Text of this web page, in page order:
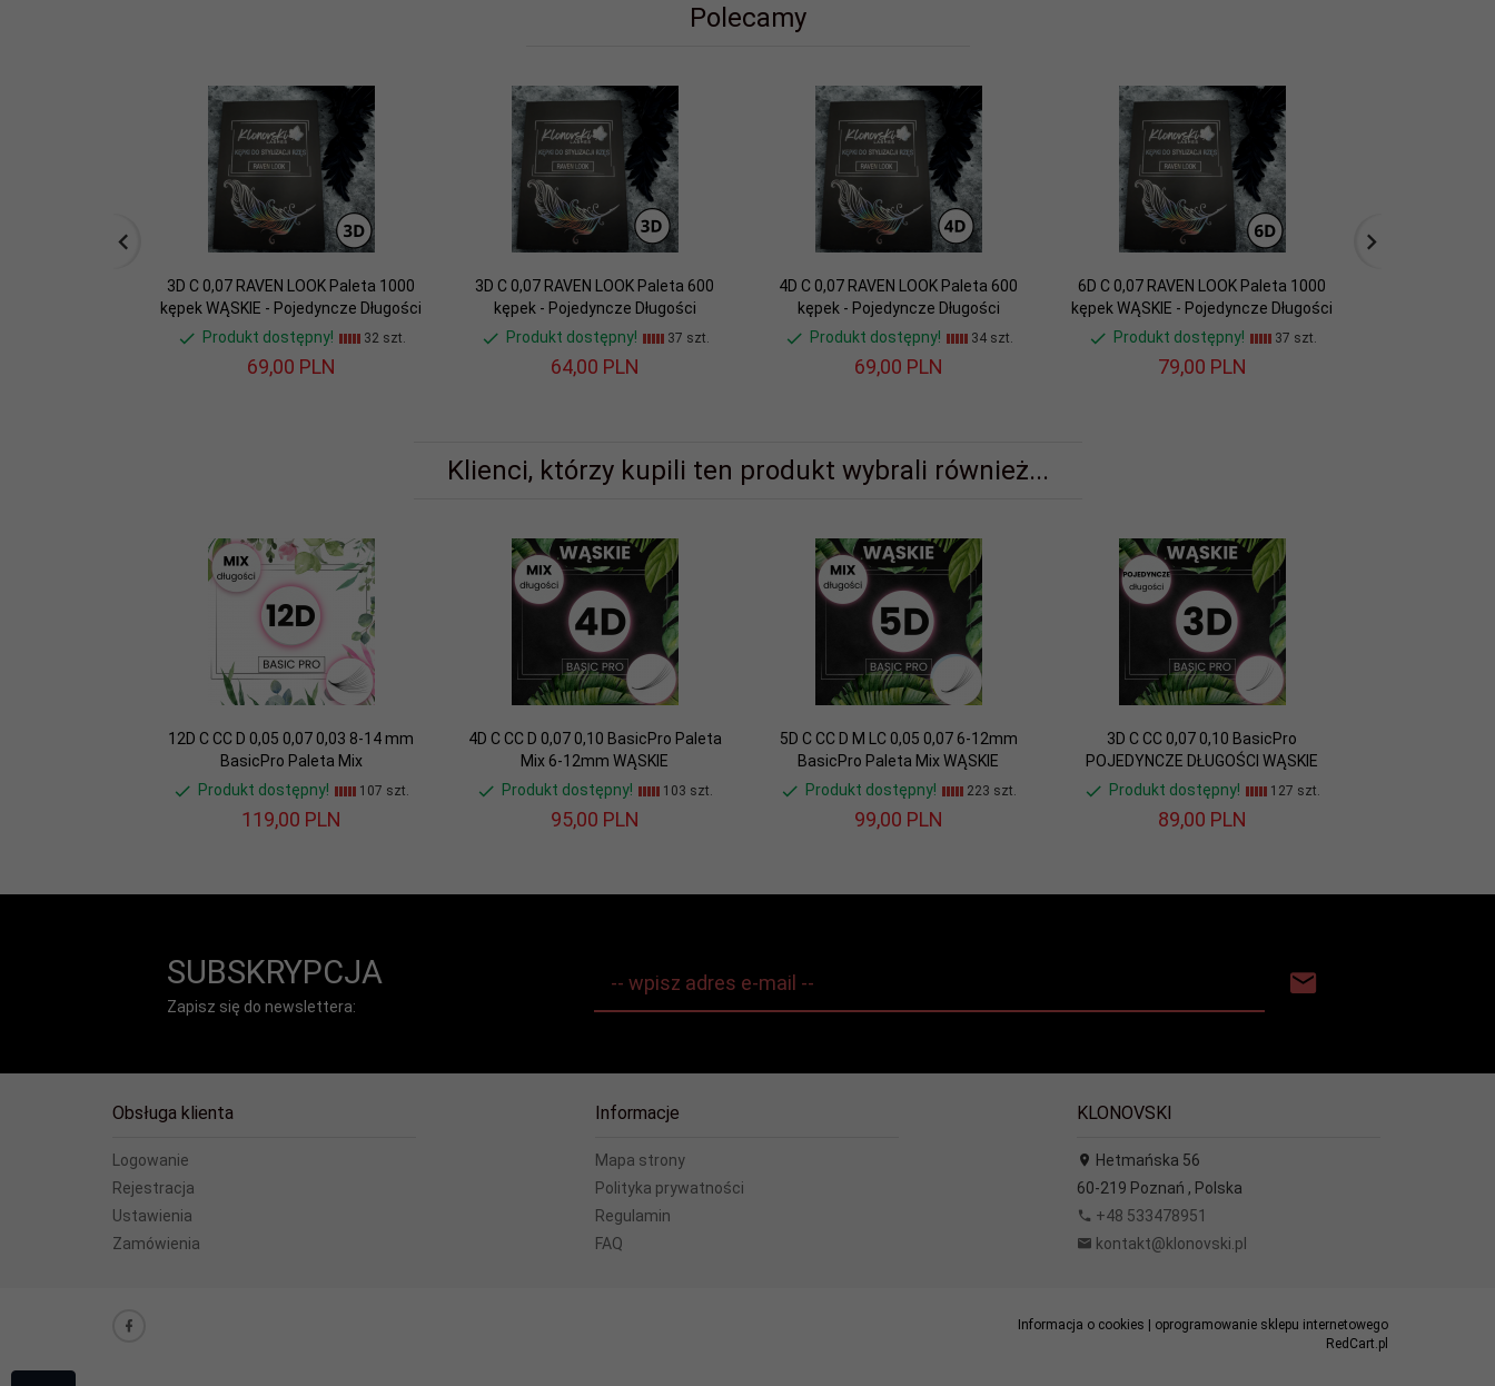
Polecamy
3D C 0,07 RAVEN LOOK Paleta 1000
kępek WĄSKIE - Pojedyncze Długości
Produkt dostępny!
32 szt.
69,00 PLN
3D C 0,07 RAVEN LOOK Paleta 600
kępek - Pojedyncze Długości
Produkt dostępny!
37 szt.
64,00 PLN
4D C 0,07 RAVEN LOOK Paleta 600
kępek - Pojedyncze Długości
Produkt dostępny!
34 szt.
69,00 PLN
6D C 0,07 RAVEN LOOK Paleta 1000
kępek WĄSKIE - Pojedyncze Długości
Produkt dostępny!
37 szt.
79,00 PLN
Klienci, którzy kupili ten produkt wybrali również...
12D C CC D 0,05 0,07 0,03 8-14 mm
BasicPro Paleta Mix
Produkt dostępny!
107 szt.
119,00 PLN
4D C CC D 0,07 0,10 BasicPro Paleta
Mix 6-12mm WĄSKIE
Produkt dostępny!
103 szt.
95,00 PLN
5D C CC D M LC 0,05 0,07 6-12mm
BasicPro Paleta Mix WĄSKIE
Produkt dostępny!
223 szt.
99,00 PLN
3D C CC 0,07 0,10 BasicPro
POJEDYNCZE DŁUGOŚCI WĄSKIE
Produkt dostępny!
127 szt.
89,00 PLN
SUBSKRYPCJA
Zapisz się do newslettera:
-- wpisz adres e-mail --
Obsługa klienta
Logowanie
Rejestracja
Ustawienia
Zamówienia
Informacje
Mapa strony
Polityka prywatności
Regulamin
FAQ
KLONOVSKI
Hetmańska 56
60-219 Poznań , Polska
+48 533478951
kontakt@klonovski.pl
Informacja o cookies | oprogramowanie sklepu internetowego
RedCart.pl